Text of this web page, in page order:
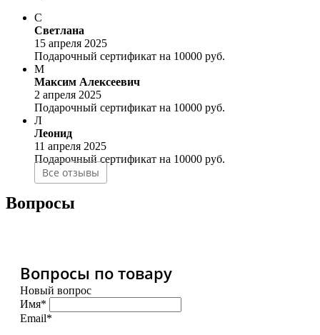
С
Светлана
15 апреля 2025
Подарочный сертификат на 10000 руб.
М
Максим Алексеевич
2 апреля 2025
Подарочный сертификат на 10000 руб.
Л
Леонид
11 апреля 2025
Подарочный сертификат на 10000 руб.
Все отзывы
Вопросы
Вопросы по товару
Новый вопрос
Имя*
Email*